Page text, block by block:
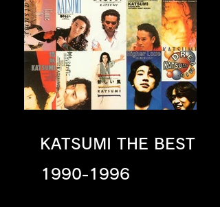
KATSUMI THE BEST
1990-1996